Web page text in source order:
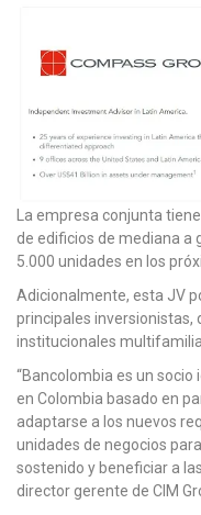
La empresa conjunta
de edificios de mediana a
5.000 unidades en los
Adicionalmente, esta JV
principales inversionistas,
institucionales
“Bancolombia es un
en Colombia basado en
adaptarse a los nuevos
unidades de negocios
sostenido y beneficiar a
director gerente de CIM